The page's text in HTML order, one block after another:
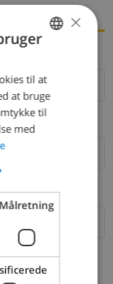
korrekt.
DUTCH
SPANISH
ITALIAN
NORWEGIAN
×
til at
at bruge
til
med
Målretning